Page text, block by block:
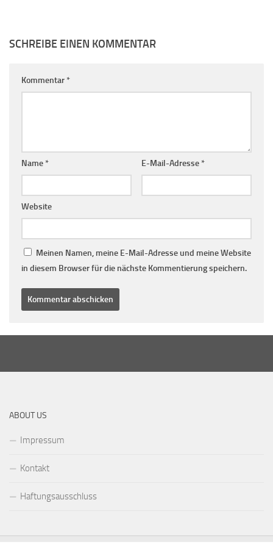
SCHREIBE EINEN KOMMENTAR
Kommentar *
Name * E-Mail-Adresse *
Website
Meinen Namen, meine E-Mail-Adresse und meine Website
in diesem Browser für die nächste Kommentierung speichern.
ABOUT US
Impressum
Kontakt
Haftungsausschluss